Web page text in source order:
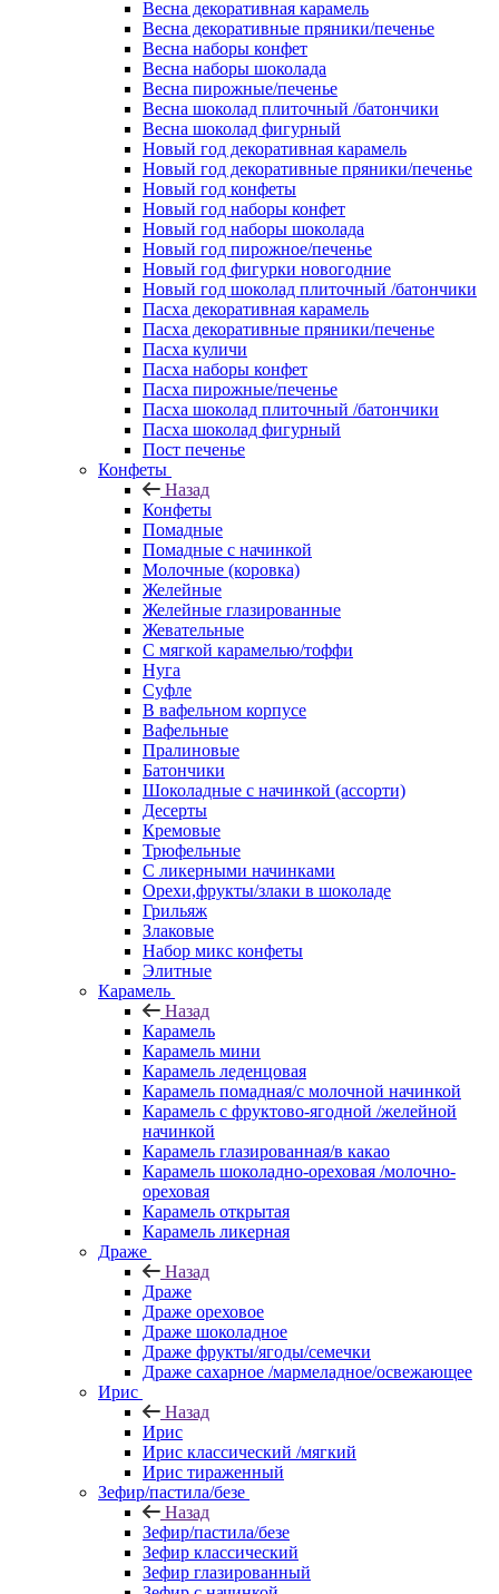
Весна декоративная карамель
Весна декоративные пряники/печенье
Весна наборы конфет
Весна наборы шоколада
Весна пирожные/печенье
Весна шоколад плиточный /батончики
Весна шоколад фигурный
Новый год декоративная карамель
Новый год декоративные пряники/печенье
Новый год конфеты
Новый год наборы конфет
Новый год наборы шоколада
Новый год пирожное/печенье
Новый год фигурки новогодние
Новый год шоколад плиточный /батончики
Пасха декоративная карамель
Пасха декоративные пряники/печенье
Пасха куличи
Пасха наборы конфет
Пасха пирожные/печенье
Пасха шоколад плиточный /батончики
Пасха шоколад фигурный
Пост печенье
Конфеты
Назад
Конфеты
Помадные
Помадные с начинкой
Молочные (коровка)
Желейные
Желейные глазированные
Жевательные
С мягкой карамелью/тоффи
Нуга
Суфле
В вафельном корпусе
Вафельные
Пралиновые
Батончики
Шоколадные с начинкой (ассорти)
Десерты
Кремовые
Трюфельные
С ликерными начинками
Орехи,фрукты/злаки в шоколаде
Грильяж
Злаковые
Набор микс конфеты
Элитные
Карамель
Назад
Карамель
Карамель мини
Карамель леденцовая
Карамель помадная/с молочной начинкой
Карамель с фруктово-ягодной /желейной
начинкой
Карамель глазированная/в какао
Карамель шоколадно-ореховая /молочно-
ореховая
Карамель открытая
Карамель ликерная
Драже
Назад
Драже
Драже ореховое
Драже шоколадное
Драже фрукты/ягоды/семечки
Драже сахарное /мармеладное/освежающее
Ирис
Назад
Ирис
Ирис классический /мягкий
Ирис тираженный
Зефир/пастила/безе
Назад
Зефир/пастила/безе
Зефир классический
Зефир глазированный